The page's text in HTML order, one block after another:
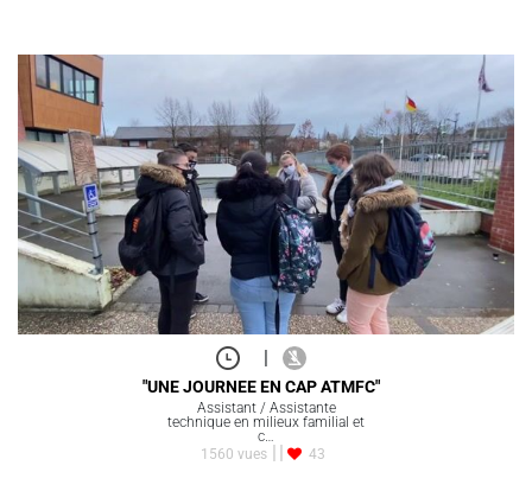
|
"UNE JOURNEE EN CAP ATMFC"
Assistant / Assistante
technique en milieux familial et
c…
1560 vues
43